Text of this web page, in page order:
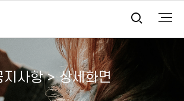
통합
지사항 > 상세화면